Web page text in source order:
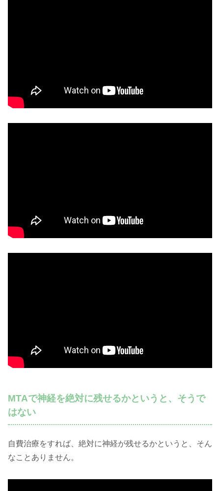
MTAで神経を絶対に残せるかというと、そうで
はない
自費治療をすれば、絶対に神経が残せるかというと、そん
なことありません。